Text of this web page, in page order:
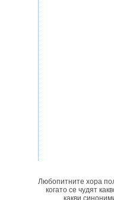
Любопитните хора
когато се чудят